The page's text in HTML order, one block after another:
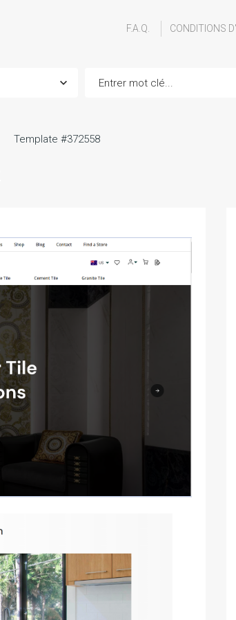
F.A.Q. CONDITIONS
Template #372558